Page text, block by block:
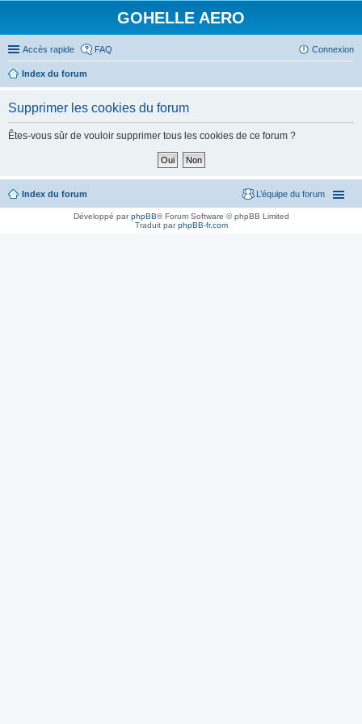
GOHELLE AERO
Accès rapide FAQ Connexion
Index du forum
Supprimer les cookies du forum
Êtes-vous sûr de vouloir supprimer tous les cookies de ce forum ?
Index du forum L’équipe du forum
Développé parphpBB® Forum Software © phpBB Limited
Traduit parphpBB-fr.com